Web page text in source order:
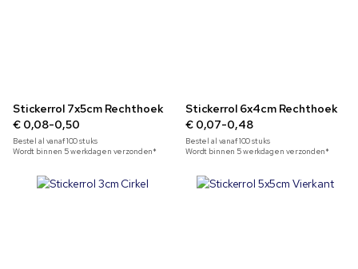
Stickerrol 7x5cm Rechthoek
€ 0,08-0,50
Bestel al vanaf100stuks
Wordt binnen 5 werkdagen verzonden*
Stickerrol 6x4cm Rechthoek
€ 0,07-0,48
Bestel al vanaf100stuks
Wordt binnen 5 werkdagen verzonden*